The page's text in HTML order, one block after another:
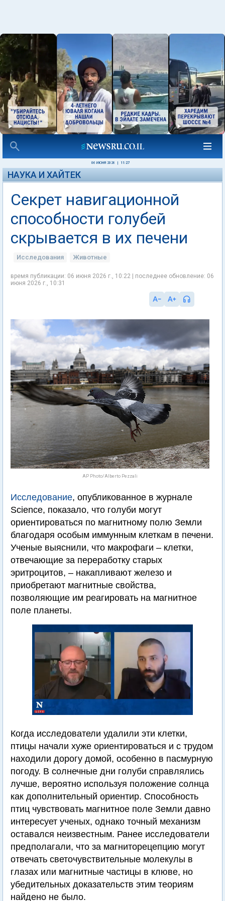
06 ИЮНЯ 2026 11:27
НАУКА И ХАЙТЕК
Секрет навигационной
способности голубей
скрывается в их печени
Исследования Животные
время публикации: 06 июня 2026 г., 10:22 | последнее обновление: 06
июня 2026 г., 10:31
AP Photo/Alberto Pezzali
Исследование, опубликованное в журнале
Science, показало, что голуби могут
ориентироваться по магнитному полю Земли
благодаря особым иммунным клеткам в печени.
Ученые выяснили, что макрофаги – клетки,
отвечающие за переработку старых
эритроцитов, – накапливают железо и
приобретают магнитные свойства,
позволяющие им реагировать на магнитное
поле планеты.
Когда исследователи удалили эти клетки,
птицы начали хуже ориентироваться и с трудом
находили дорогу домой, особенно в пасмурную
погоду. В солнечные дни голуби справлялись
лучше, вероятно используя положение солнца
как дополнительный ориентир. Способность
птиц чувствовать магнитное поле Земли давно
интересует ученых, однако точный механизм
оставался неизвестным. Ранее исследователи
предполагали, что за магниторецепцию могут
отвечать светочувствительные молекулы в
глазах или магнитные частицы в клюве, но
убедительных доказательств этим теориям
найдено не было.